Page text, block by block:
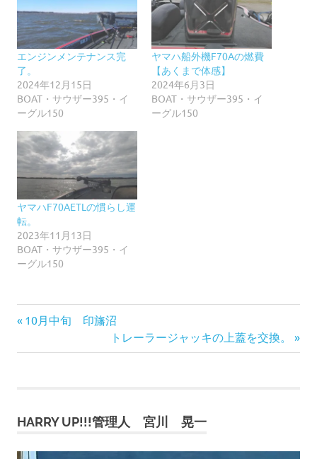
エンジンメンテナンス完
了。
2024年12月15日
BOAT・サウザー395・イ
ーグル150
ヤマハ船外機F70Aの燃費
【あくまで体感】
2024年6月3日
BOAT・サウザー395・イ
ーグル150
ヤマハF70AETLの慣らし運
転。
2023年11月13日
BOAT・サウザー395・イ
ーグル150
投
稿
ビ
前
記
10月中旬 印旛沼
次
の
トレーラージャッキの上蓋を交換。
HARRY UP!!!管理人 宮川 晃一